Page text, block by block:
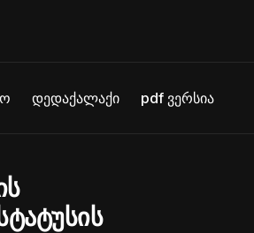
დედაქალაქი pdf ვერსია